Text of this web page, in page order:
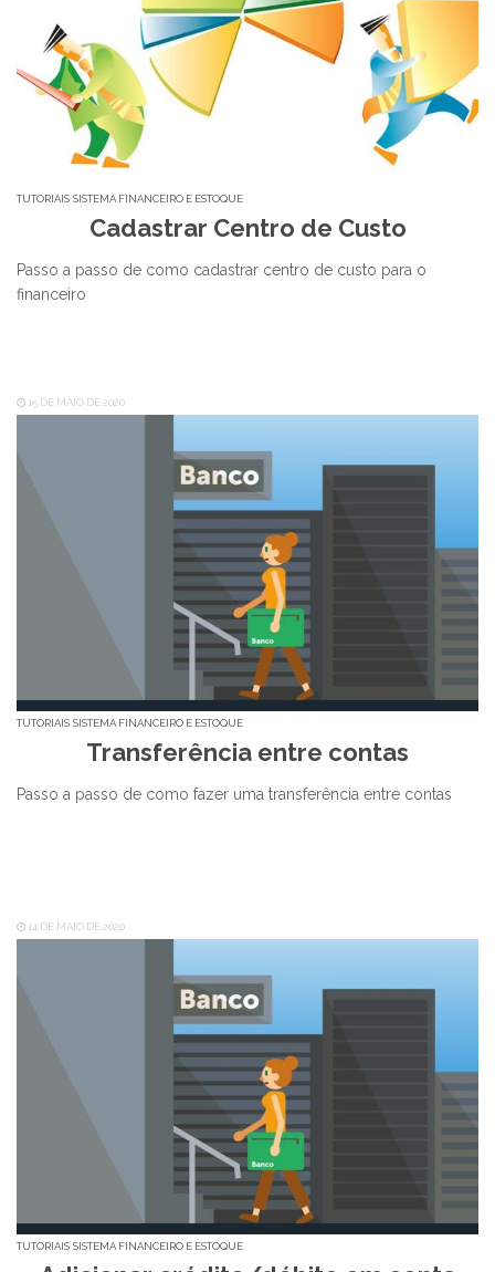
TUTORIAIS SISTEMA FINANCEIRO E ESTOQUE
Cadastrar Centro de Custo
Passo a passo de como cadastrar centro de custo para o
financeiro
15 DE MAIO DE 2020
TUTORIAIS SISTEMA FINANCEIRO E ESTOQUE
Transferência entre contas
Passo a passo de como fazer uma transferência entre contas
14 DE MAIO DE 2020
TUTORIAIS SISTEMA FINANCEIRO E ESTOQUE